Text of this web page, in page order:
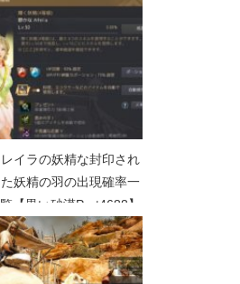
漠Part5331】
レイラの妖精な封印され
た妖精の羽の出現確率一
覧【黒い砂漠Part4688】